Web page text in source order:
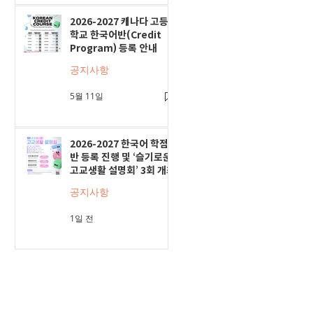
2026-2027 캐나다 고등
학교 한국어반(Credit
Program) 등록 안내
공지사항
5월 11일
2026-2027 한국어 학점
반 등록 진행 및 ‘슬기로운
고교생활 설명회’ 3회 개최
공지사항
1일 전